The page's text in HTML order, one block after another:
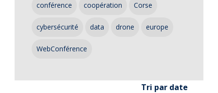
conférence coopération Corse
cybersécurité data drone europe
WebConférence
Tri par date